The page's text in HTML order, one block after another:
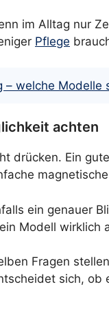
im Alltag nur
Pflege
welche Modelle
achten
drücken. Ein
ein genauer
Modell wirklich
Fragen
sich,